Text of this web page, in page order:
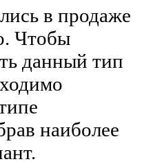
в продаже
Чтобы
данный тип
наиболее